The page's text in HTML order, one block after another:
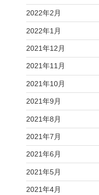
2022年2月
2022年1月
2021年12月
2021年11月
2021年10月
2021年9月
2021年8月
2021年7月
2021年6月
2021年5月
2021年4月